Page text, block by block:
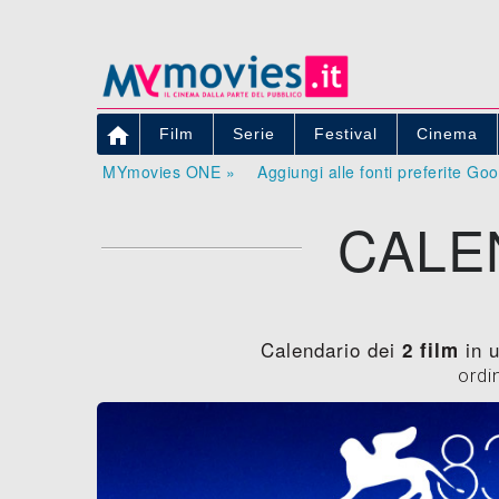
 Film Serie Festival Cinema
MYmovies ONE » Aggiungi alle fonti preferite
Calendario dei 2 film in